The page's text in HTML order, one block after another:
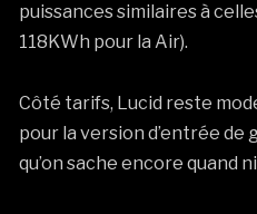
puissances similaires à
118KWh pour la Air).
Côté tarifs, Lucid reste
pour la version d’entrée de
qu’on sache encore quand